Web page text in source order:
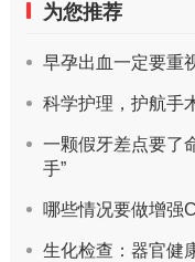
为您推荐
早孕出血一定要重
科学护理，护航手
一颗假牙差点要了
手”
哪些情况要做增强
生化检查：器官健